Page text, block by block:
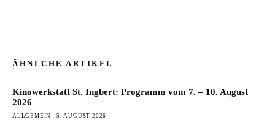
ÄHNLCHE ARTIKEL
Kinowerkstatt St. Ingbert: Programm vom 7. – 10. August
2026
ALLGEMEIN 5. AUGUST 2026